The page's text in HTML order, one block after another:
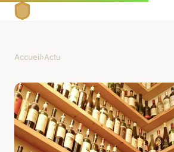
Accueil›Actu